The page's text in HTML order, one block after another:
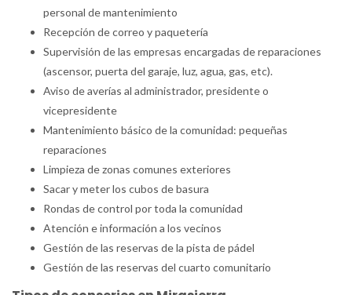
personal de mantenimiento
Recepción de correo y paquetería
Supervisión de las empresas encargadas de reparaciones
(ascensor, puerta del garaje, luz, agua, gas, etc).
Aviso de averías al administrador, presidente o
vicepresidente
Mantenimiento básico de la comunidad: pequeñas
reparaciones
Limpieza de zonas comunes exteriores
Sacar y meter los cubos de basura
Rondas de control por toda la comunidad
Atención e información a los vecinos
Gestión de las reservas de la pista de pádel
Gestión de las reservas del cuarto comunitario